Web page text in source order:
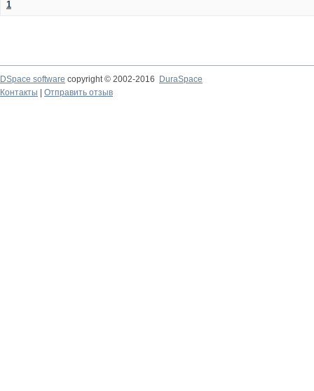
1
DSpace software copyright © 2002-2016
DuraSpace
Контакты
Отправить отзыв